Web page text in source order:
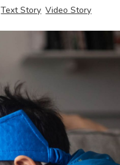
Text Story Video Story